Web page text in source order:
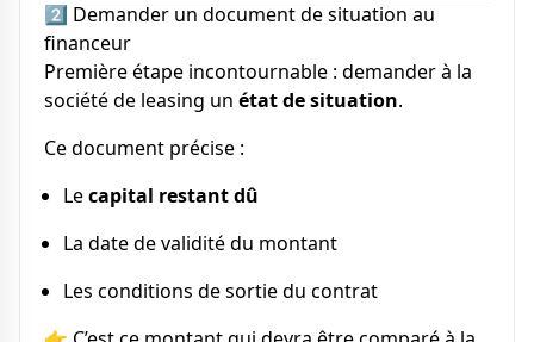
2️⃣ Demander un document de situation au
financeur
Première étape incontournable : demander à la
société de leasing un état de situation.
Ce document précise :
Lecapital restant dû
La date de validité du montant
Les conditions de sortie du contrat